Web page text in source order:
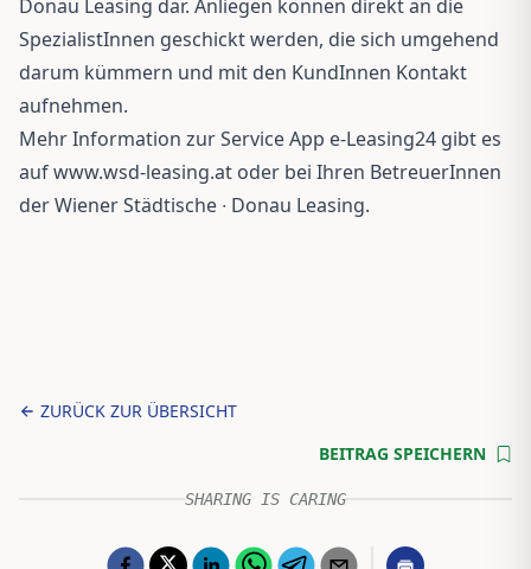
Donau Leasing dar. Anliegen können direkt an die
SpezialistInnen geschickt werden, die sich umgehend
darum kümmern und mit den KundInnen Kontakt
aufnehmen.
Mehr Information zur Service App e-Leasing24 gibt es
aufwww.wsd-leasing.at oder bei Ihren BetreuerInnen
der Wiener Städtische ∙ Donau Leasing.
ZURÜCK ZUR ÜBERSICHT
BEITRAG SPEICHERN
SHARING IS CARING